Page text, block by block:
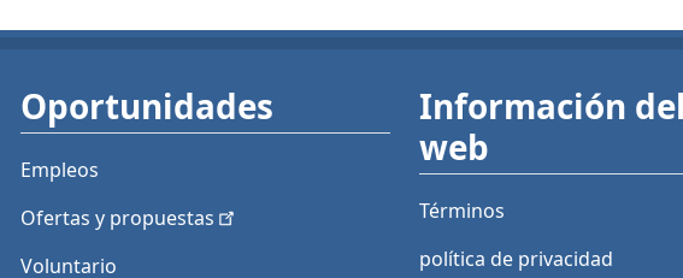
Oportunidades
Empleos
Ofertas y propuestas
Voluntario
Información
web
Términos
política de privacidad